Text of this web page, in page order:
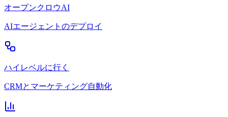
オープンクロウAI
AIエージェントのデプロイ
ハイレベルに行く
CRMとマーケティング自動化